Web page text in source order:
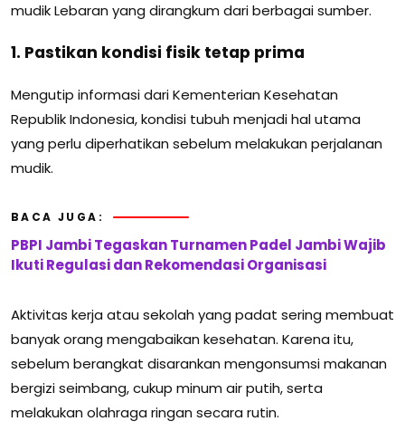
mudik Lebaran yang dirangkum dari berbagai sumber.
1. Pastikan kondisi fisik tetap prima
Mengutip informasi dariKementerian Kesehatan
Republik Indonesia, kondisi tubuh menjadi hal utama
yang perlu diperhatikan sebelum melakukan perjalanan
mudik.
BACA JUGA:
PBPI Jambi Tegaskan Turnamen Padel Jambi Wajib
Ikuti Regulasi dan Rekomendasi Organisasi
Aktivitas kerja atau sekolah yang padat sering membuat
banyak orang mengabaikan kesehatan. Karena itu,
sebelum berangkat disarankan mengonsumsi makanan
bergizi seimbang, cukup minum air putih, serta
melakukan olahraga ringan secara rutin.